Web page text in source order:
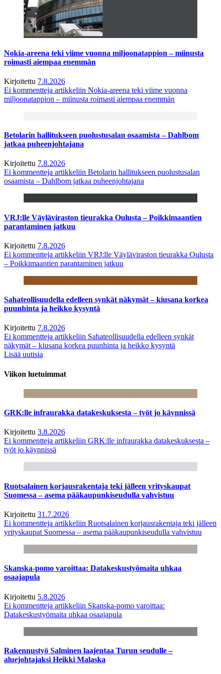
Nokia-areena teki viime vuonna miljoonatappion – miinusta
roimasti aiempaa enemmän
Kirjoitettu 7.8.2026
Ei kommentteja artikkeliin Nokia-areena teki viime vuonna
miljoonatappion – miinusta roimasti aiempaa enemmän
Betolarin hallitukseen puolustusalan osaamista – Dahlbom
jatkaa puheenjohtajana
Kirjoitettu 7.8.2026
Ei kommentteja artikkeliin Betolarin hallitukseen puolustusalan
osaamista – Dahlbom jatkaa puheenjohtajana
VRJ:lle Väyläviraston tieurakka Oulusta – Poikkimaantien
parantaminen jatkuu
Kirjoitettu 7.8.2026
Ei kommentteja artikkeliin VRJ:lle Väyläviraston tieurakka Oulusta
– Poikkimaantien parantaminen jatkuu
Sahateollisuudella edelleen synkät näkymät – kiusana korkea
puunhinta ja heikko kysyntä
Kirjoitettu 7.8.2026
Ei kommentteja artikkeliin Sahateollisuudella edelleen synkät
näkymät – kiusana korkea puunhinta ja heikko kysyntä
Lisää uutisia
Viikon luetuimmat
GRK:lle infraurakka datakeskuksesta – työt jo käynnissä
Kirjoitettu 3.8.2026
Ei kommentteja artikkeliin GRK:lle infraurakka datakeskuksesta –
työt jo käynnissä
Ruotsalainen korjausrakentaja teki jälleen yrityskaupat
Suomessa – asema pääkaupunkiseudulla vahvistuu
Kirjoitettu 31.7.2026
Ei kommentteja artikkeliin Ruotsalainen korjausrakentaja teki jälleen
yrityskaupat Suomessa – asema pääkaupunkiseudulla vahvistuu
Skanska-pomo varoittaa: Datakeskustyömaita uhkaa
osaajapula
Kirjoitettu 5.8.2026
Ei kommentteja artikkeliin Skanska-pomo varoittaa:
Datakeskustyömaita uhkaa osaajapula
Rakennustyö Salminen laajentaa Turun seudulle –
aluejohtajaksi Heikki Malaska